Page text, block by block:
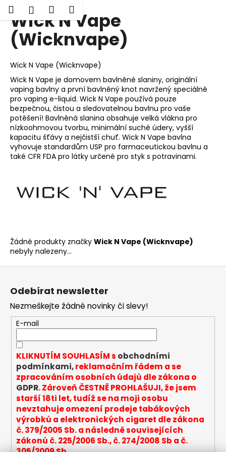
Přejít
obsah
HledatPřihlášení
Nákupní
košík
Wick N Vape
(Wicknvape)
Wick N Vape (Wicknvape)
Wick N Vape je domovem bavlněné slaniny, originální
vaping bavlny a první bavlněný knot navržený speciálně
pro vaping e-liquid. Wick N Vape používá pouze
bezpečnou, čistou a sledovatelnou bavlnu pro vaše
potěšení! Bavlněná slanina obsahuje velká vlákna pro
nízkoohmovou tvorbu, minimální suché údery, vyšší
kapacitu šťávy a nejčistší chuť. Wick N Vape bavlna
vyhovuje standardům USP pro farmaceutickou bavlnu a
také CFR FDA pro látky určené pro styk s potravinami.
Žádné produkty značky Wick N Vape (Wicknvape)
nebyly nalezeny...
o Zpět
Zpět
o
p
o
t
ř
e
b
u
e
a
j
í
?
HLEDAT
D
o
p
o
Z
Odebírat newsletter
Nezmeškejte žádné novinky či slevy!
E-mail
KLIKNUTÍM SOUHLASÍM s obchodními
podmínkami,reklamačním řádem a se
zpracováním osobních údajů dle zákona o
GDPR. Zároveň ČESTNĚ PROHLAŠUJI, že jsem
starší 18ti let, tudíž se na moji osobu
nevztahuje omezení prodeje tabákových
výrobků a elektronických cigaret dle zákona
č. 379/2005 Sb. a následně souvisejících
zákonů č. 225/2006 Sb., č. 274/2008 Sb a č.